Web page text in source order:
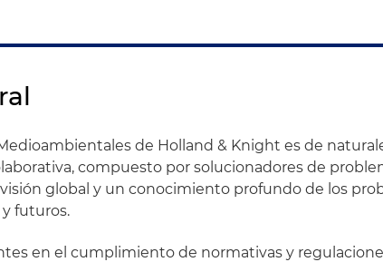
de Holland & Knight es de
compuesto por solucionadores de
global y un conocimiento profundo de los
futuros.
en el cumplimiento de normativas y